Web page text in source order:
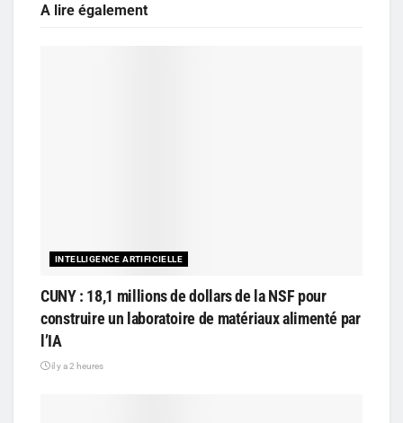
A lire également
INTELLIGENCE ARTIFICIELLE
CUNY : 18,1 millions de dollars de la NSF pour
construire un laboratoire de matériaux alimenté par
l’IA
il y a 2 heures